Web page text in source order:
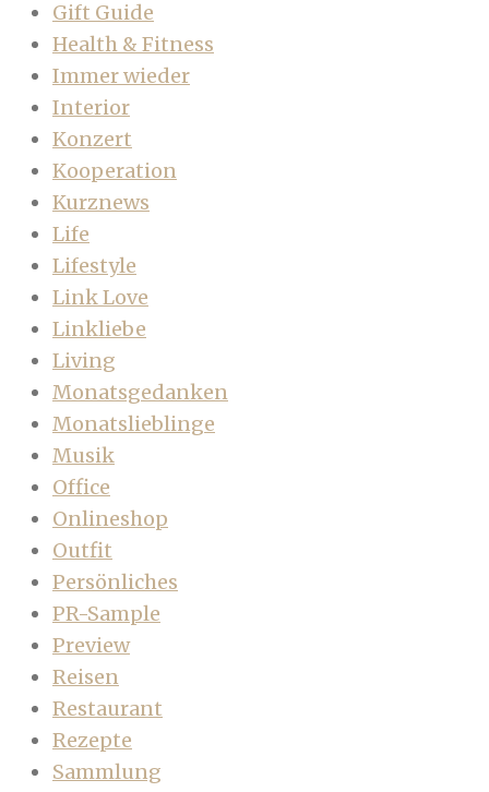
Gift Guide
Health & Fitness
Immer wieder
Interior
Konzert
Kooperation
Kurznews
Life
Lifestyle
Link Love
Linkliebe
Living
Monatsgedanken
Monatslieblinge
Musik
Office
Onlineshop
Outfit
Persönliches
PR-Sample
Preview
Reisen
Restaurant
Rezepte
Sammlung